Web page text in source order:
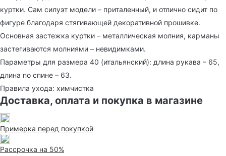
куртки. Сам силуэт модели – приталенный, и отлично сидит по
фигуре благодаря стягивающей декоративной прошивке.
Основная застежка куртки – металлическая молния, карманы
застегиваются молниями – невидимками.
Параметры для размера 40 (итальянский): длина рукава – 65,
длина по спине – 63.
Правила ухода: химчистка
Доставка, оплата и покупка в магазине
Примерка перед покупкой
Рассрочка на 50%